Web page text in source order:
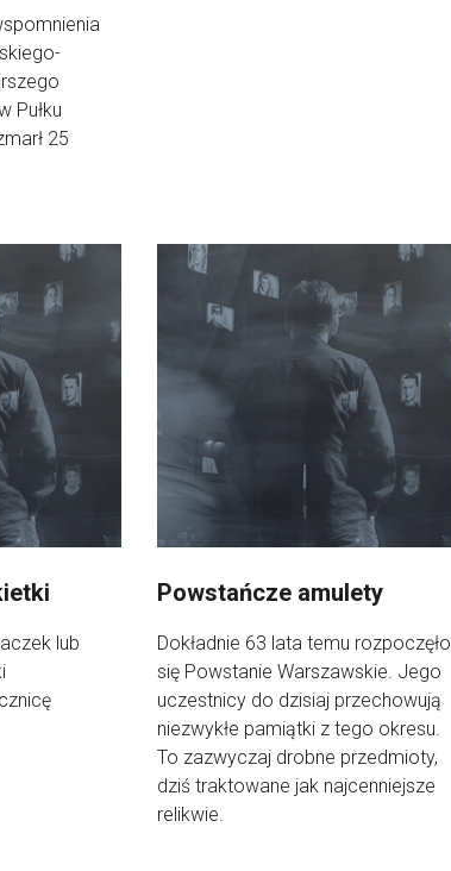
Pułku
25
lub
Powstańcze amulety
Dokładnie 63 lata temu rozpoczęło
się Powstanie Warszawskie. Jego
uczestnicy do dzisiaj przechowują
niezwykłe pamiątki z tego okresu.
To zazwyczaj drobne przedmioty,
dziś traktowane jak najcenniejsze
relikwie.